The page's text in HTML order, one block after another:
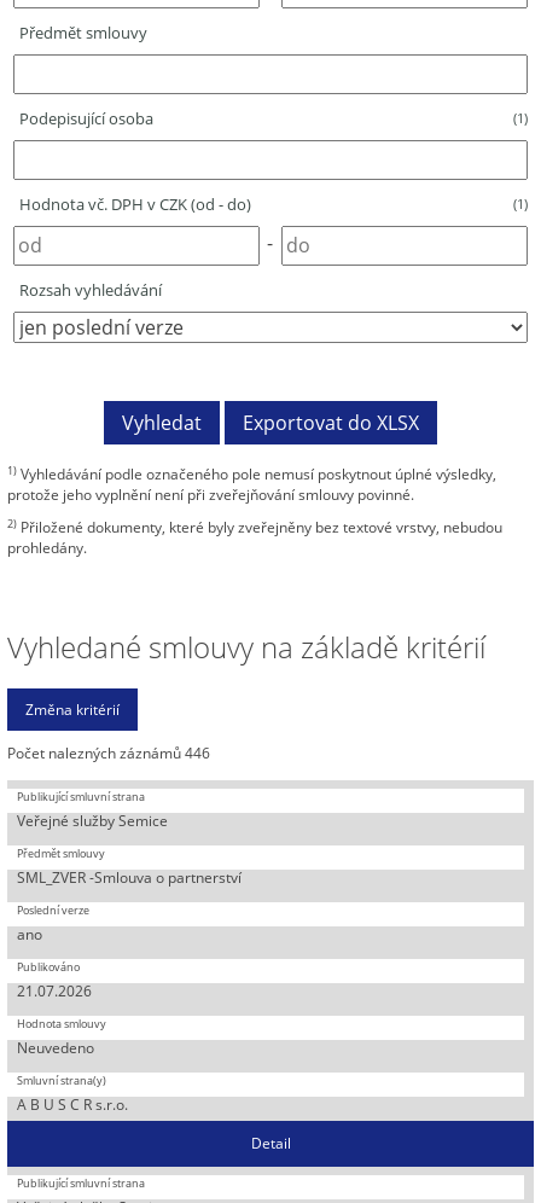
Předmět smlouvy
Podepisující osoba (1)
Hodnota vč. DPH v CZK (od - do) (1)
-
Rozsah vyhledávání
1) Vyhledávání podle označeného pole nemusí poskytnout úplné výsledky,
protože jeho vyplnění není při zveřejňování smlouvy povinné.
2) Přiložené dokumenty, které byly zveřejněny bez textové vrstvy, nebudou
prohledány.
Vyhledané smlouvy na základě kritérií
Počet nalezných záznámů 446
Veřejné služby Semice
SML_ZVER -Smlouva o partnerství
ano
21.07.2026
Neuvedeno
A B U S C R s.r.o.
Detail